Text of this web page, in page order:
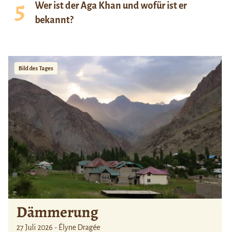
Wer ist der Aga Khan und wofür ist er
bekannt?
Bild des Tages
Dämmerung
27 Juli 2026 - Élyne Dragée